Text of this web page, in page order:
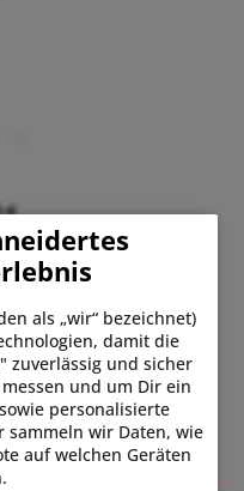
€
als „wir“ bezeichnet)
damit die
zuverlässig und sicher
und um Dir ein
personalisierte
wir Daten, wie
auf welchen Geräten